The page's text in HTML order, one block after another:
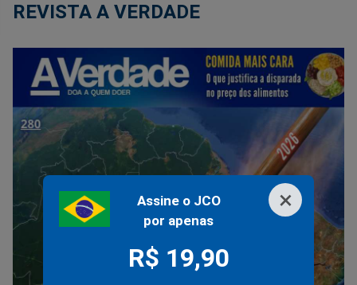
×
Assine o JCO
por apenas
R$ 19,90
REVISTA A VERDADE